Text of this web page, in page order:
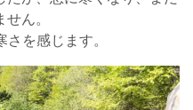
ん。
を感じます。